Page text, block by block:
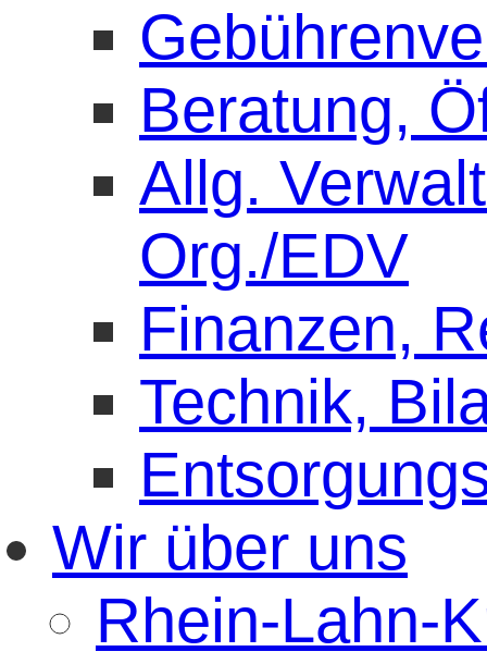
Beratung,
Allg.
Org./EDV
Finanzen,
Technik,
Wir über uns
Rhein-Lahn-